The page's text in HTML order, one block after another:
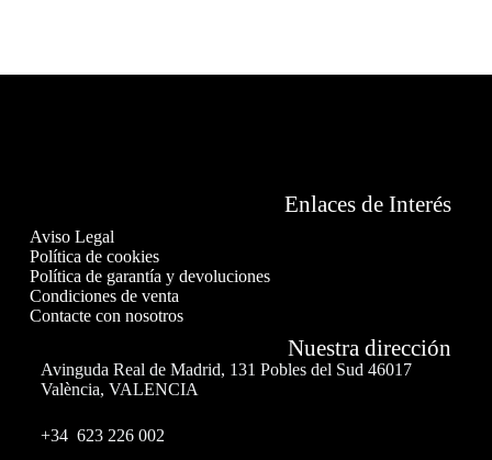
Enlaces de Interés
Aviso Legal
Política de cookies
Política de garantía y devoluciones
Condiciones de venta
Contacte con nosotros
Nuestra dirección
Avinguda Real de Madrid, 131 Pobles del Sud 46017
València, VALENCIA
+34 623 226 002